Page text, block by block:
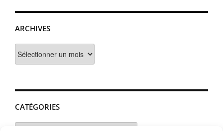
ARCHIVES
CATÉGORIES
Catégories